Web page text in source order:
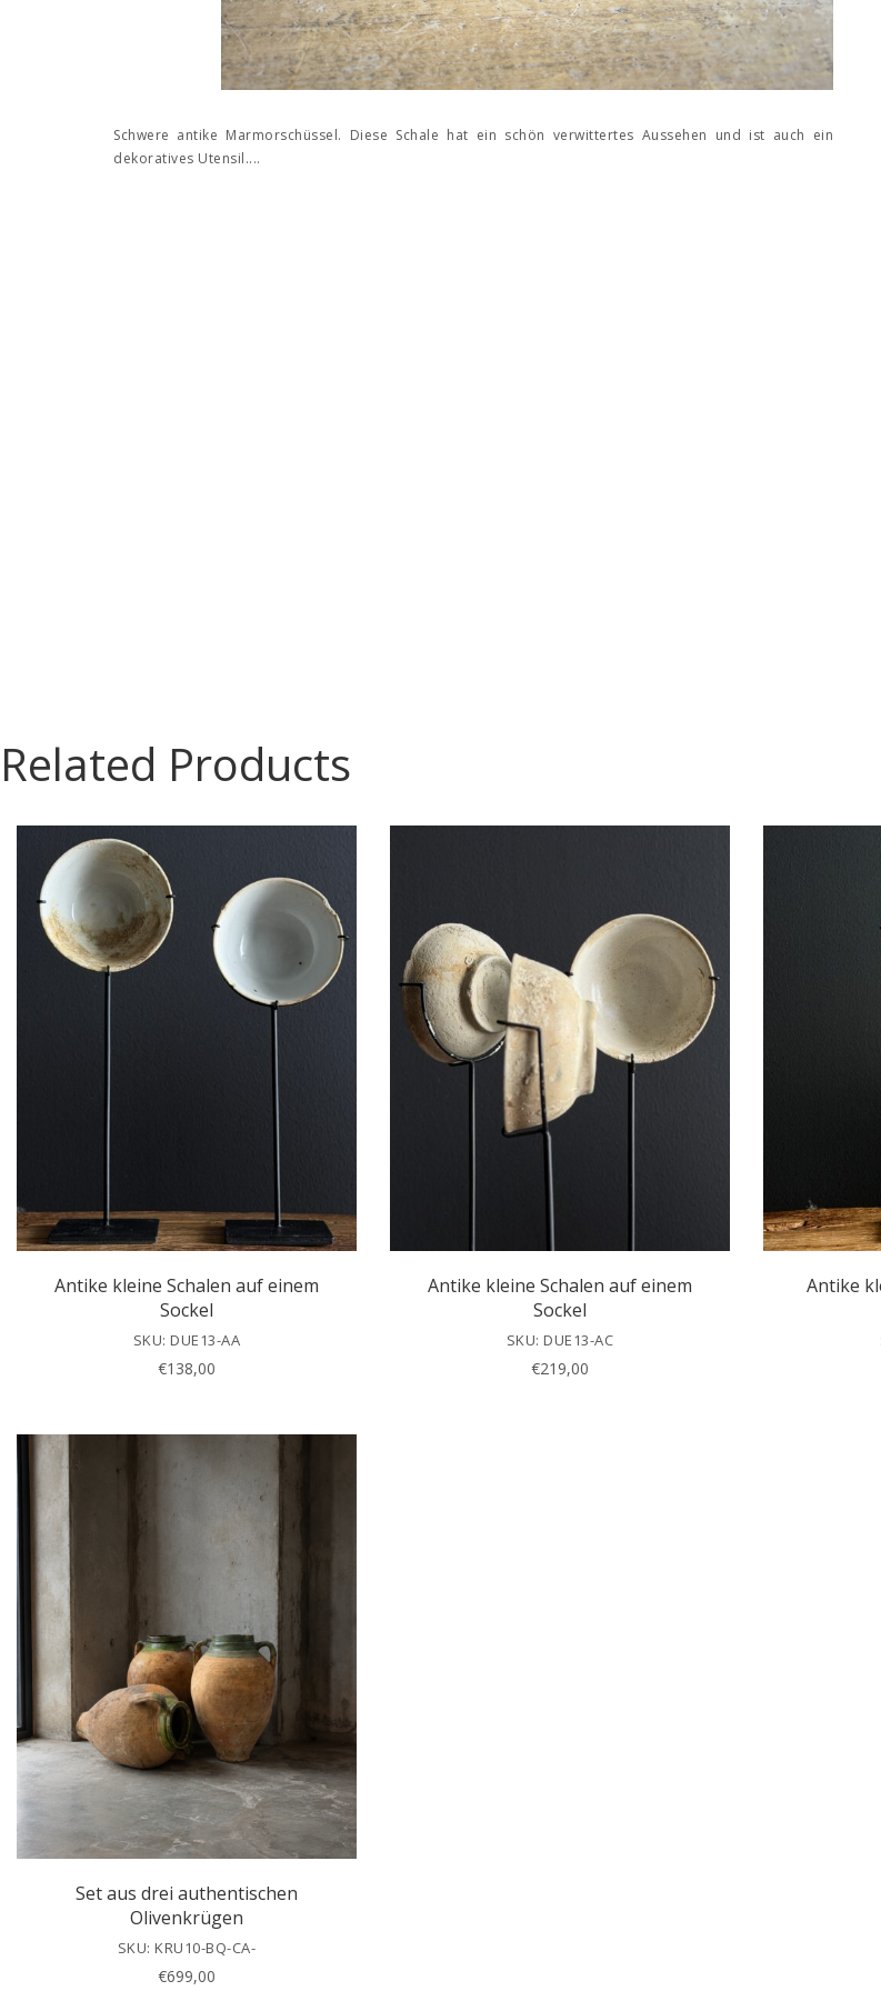
Schwere antike Marmorschüssel. Diese Schale hat ein schön verwittertes Aussehen und ist auch ein
dekoratives Utensil....
Related Products
Antike kleine Schalen auf einem
Sockel
SKU: DUE13-AA
€138,00
Antike kleine Schalen auf einem
Sockel
SKU: DUE13-AC
€219,00
Antike
Set aus drei authentischen
Olivenkrügen
SKU: KRU10-BQ-CA-
€699,00